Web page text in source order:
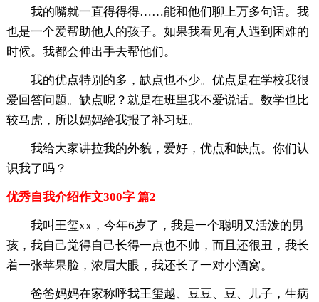
我的嘴就一直得得得……能和他们聊上万多句话。我
也是一个爱帮助他人的孩子。如果我看见有人遇到困难的
时候。我都会伸出手去帮他们。
我的优点特别的多，缺点也不少。优点是在学校我很
爱回答问题。缺点呢？就是在班里我不爱说话。数学也比
较马虎，所以妈妈给我报了补习班。
我给大家讲拉我的外貌，爱好，优点和缺点。你们认
识我了吗？
优秀自我介绍作文300字 篇2
我叫王玺xx，今年6岁了，我是一个聪明又活泼的男
孩，我自己觉得自己长得一点也不帅，而且还很丑，我长
着一张苹果脸，浓眉大眼，我还长了一对小酒窝。
爸爸妈妈在家称呼我王玺越、豆豆、豆、儿子，生病